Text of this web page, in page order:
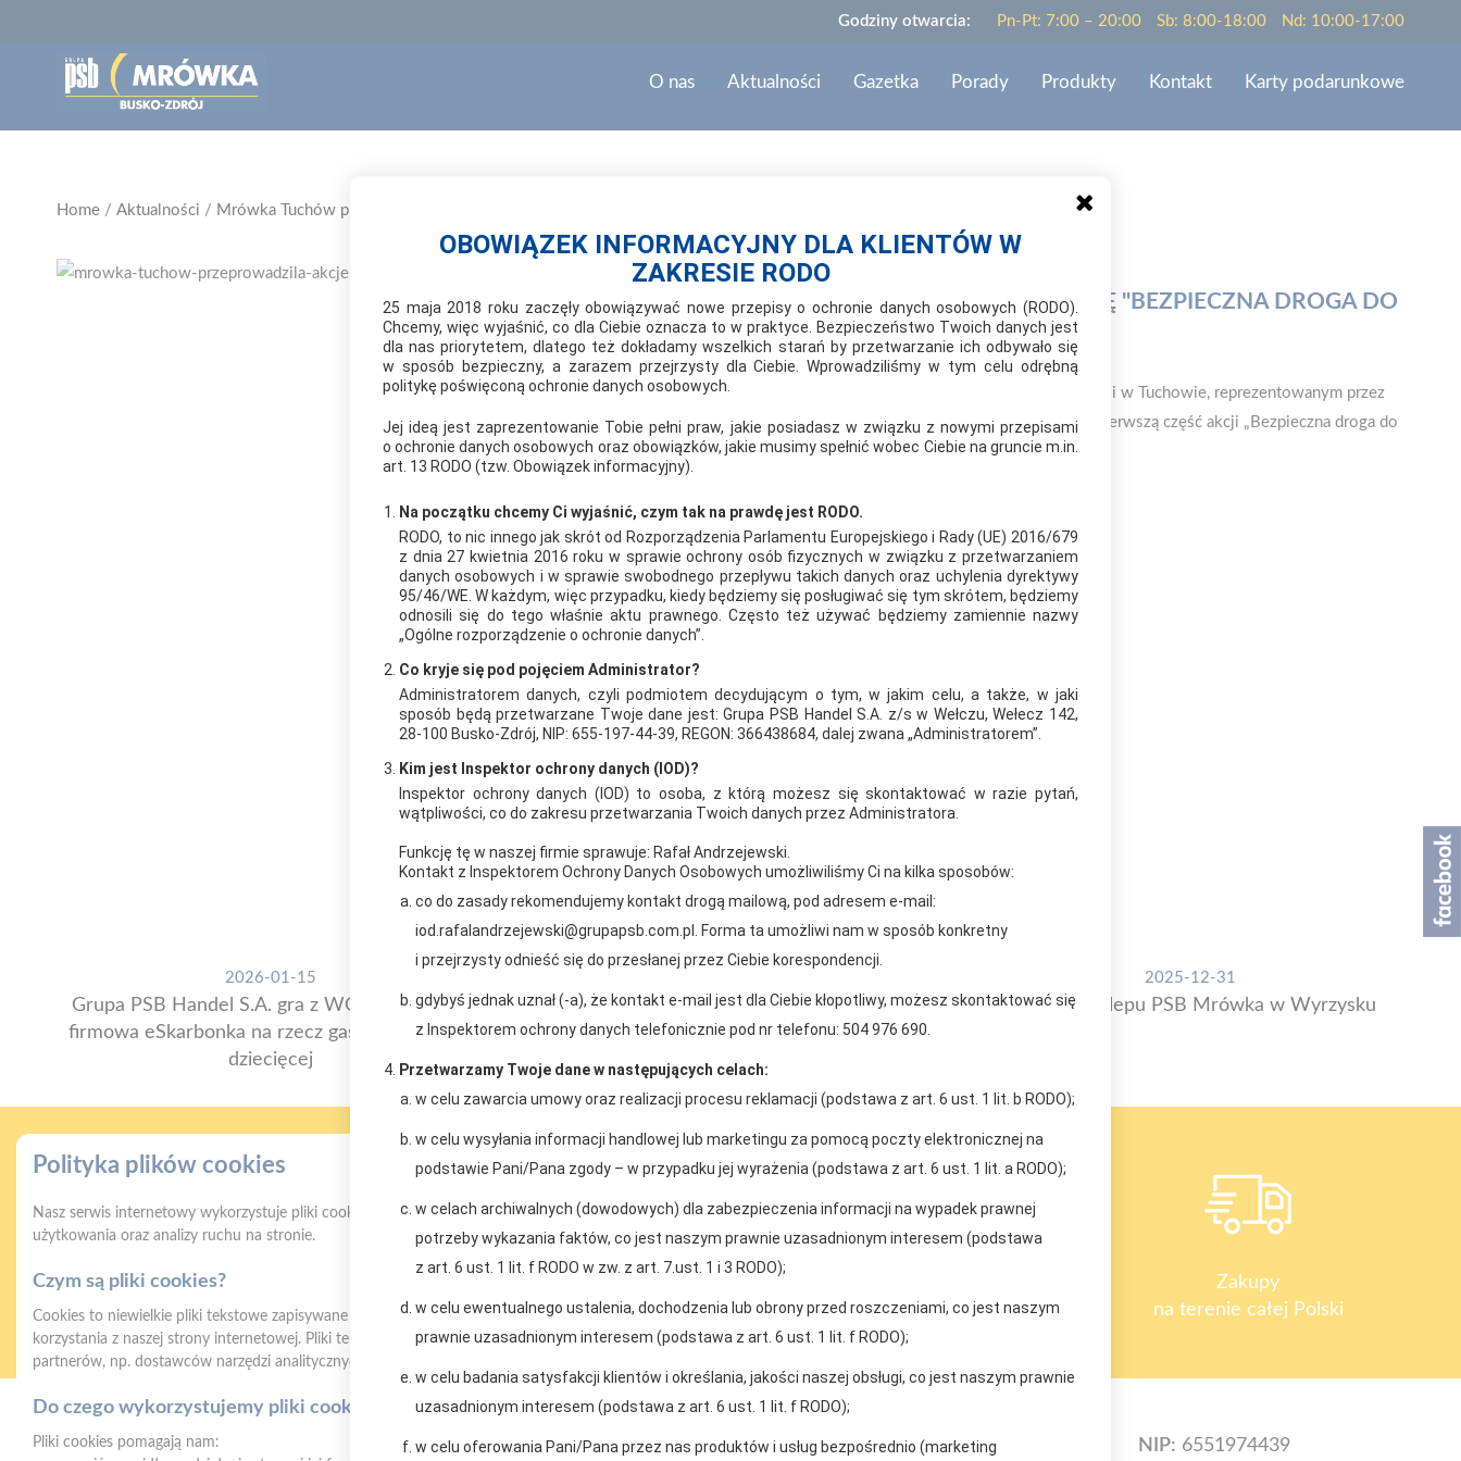
Godziny otwarcia: Pn-Pt: 7:00 – 20:00 Sb: 8:00-18:00 Nd: 10:00-17:00
O nas Aktualności Gazetka Porady Produkty Kontakt Karty podarunkowe
Home / Aktualności / Mrówka Tuchów przeprowadziła akcję "Bezpieczna droga do szkoły"
2025-11-18
MRÓWKA TUCHÓW PRZEPROWADZIŁA AKCJĘ "BEZPIECZNA DROGA DO
SZKOŁY"
7 listopada 2025 r. PSB Mrówka we współpracy z Komisariatem Policji w Tuchowie, reprezentowanym przez
dzielnicowego, przeprowadziła w Szkole Podstawowej w Tuchowie pierwszą część akcji „Bezpieczna droga do
szkoły” dla uczniów klas I–III.
AKTUALNOŚCI
2026-01-15
Grupa PSB Handel S.A. gra z WOŚP. Powstała
firmowa eSkarbonka na rzecz gastroenterologii
dziecięcej
Zacisze S.A. dołącza do Grupy PSB. Sieć kończy
rok strategicznym otwarciem po rebrandingu
2025-12-31
Otwarcie sklepu PSB Mrówka w Wyrzysku
Gwarancja jakości
naszych produktów
ratalnym
telefoniczne
Zakupy
na terenie całej Polski
PSB Mrówka Busko Zdrój Telefon:+48 41 370 89 40 NIP: 6551974439
OBOWIĄZEK INFORMACYJNY DLA KLIENTÓW W
ZAKRESIE RODO
25 maja 2018 roku zaczęły obowiązywać nowe przepisy o ochronie danych osobowych (RODO).
Chcemy, więc wyjaśnić, co dla Ciebie oznacza to w praktyce. Bezpieczeństwo Twoich danych jest
dla nas priorytetem, dlatego też dokładamy wszelkich starań by przetwarzanie ich odbywało się
w sposób bezpieczny, a zarazem przejrzysty dla Ciebie. Wprowadziliśmy w tym celu odrębną
politykę poświęconą ochronie danych osobowych.
Jej ideą jest zaprezentowanie Tobie pełni praw, jakie posiadasz w związku z nowymi przepisami
o ochronie danych osobowych oraz obowiązków, jakie musimy spełnić wobec Ciebie na gruncie m.in.
art. 13 RODO (tzw. Obowiązek informacyjny).
Na początku chcemy Ci wyjaśnić, czym tak na prawdę jest RODO.
RODO, to nic innego jak skrót od Rozporządzenia Parlamentu Europejskiego i Rady (UE) 2016/679
z dnia 27 kwietnia 2016 roku w sprawie ochrony osób fizycznych w związku z przetwarzaniem
danych osobowych i w sprawie swobodnego przepływu takich danych oraz uchylenia dyrektywy
95/46/WE. W każdym, więc przypadku, kiedy będziemy się posługiwać się tym skrótem, będziemy
odnosili się do tego właśnie aktu prawnego. Często też używać będziemy zamiennie nazwy
„Ogólne rozporządzenie o ochronie danych”.
Co kryje się pod pojęciem Administrator?
Administratorem danych, czyli podmiotem decydującym o tym, w jakim celu, a także, w jaki
sposób będą przetwarzane Twoje dane jest: Grupa PSB Handel S.A. z/s w Wełczu, Wełecz 142,
28-100 Busko-Zdrój, NIP: 655-197-44-39, REGON: 366438684, dalej zwana „Administratorem”.
Kim jest Inspektor ochrony danych (IOD)?
Inspektor ochrony danych (IOD) to osoba, z którą możesz się skontaktować w razie pytań,
wątpliwości, co do zakresu przetwarzania Twoich danych przez Administratora.
Funkcję tę w naszej firmie sprawuje: Rafał Andrzejewski.
Kontakt z Inspektorem Ochrony Danych Osobowych umożliwiliśmy Ci na kilka sposobów:
co do zasady rekomendujemy kontakt drogą mailową, pod adresem e-mail:
iod.rafalandrzejewski@grupapsb.com.pl. Forma ta umożliwi nam w sposób konkretny
i przejrzysty odnieść się do przesłanej przez Ciebie korespondencji.
gdybyś jednak uznał (-a), że kontakt e-mail jest dla Ciebie kłopotliwy, możesz skontaktować się
z Inspektorem ochrony danych telefonicznie pod nr telefonu: 504 976 690.
Przetwarzamy Twoje dane w następujących celach:
w celu zawarcia umowy oraz realizacji procesu reklamacji (podstawa z art. 6 ust. 1 lit. b RODO);
w celu wysyłania informacji handlowej lub marketingu za pomocą poczty elektronicznej na
podstawie Pani/Pana zgody – w przypadku jej wyrażenia (podstawa z art. 6 ust. 1 lit. a RODO);
w celach archiwalnych (dowodowych) dla zabezpieczenia informacji na wypadek prawnej
potrzeby wykazania faktów, co jest naszym prawnie uzasadnionym interesem (podstawa
z art. 6 ust. 1 lit. f RODO w zw. z art. 7.ust. 1 i 3 RODO);
w celu ewentualnego ustalenia, dochodzenia lub obrony przed roszczeniami, co jest naszym
prawnie uzasadnionym interesem (podstawa z art. 6 ust. 1 lit. f RODO);
w celu badania satysfakcji klientów i określania, jakości naszej obsługi, co jest naszym prawnie
uzasadnionym interesem (podstawa z art. 6 ust. 1 lit. f RODO);
w celu oferowania Pani/Pana przez nas produktów i usług bezpośrednio (marketing
Polityka plików cookies
Nasz serwis internetowy wykorzystuje pliki cookies w celu zapewnienia prawidłowego działania strony, poprawy komfortu
użytkowania oraz analizy ruchu na stronie.
Czym są pliki cookies?
Cookies to niewielkie pliki tekstowe zapisywane na urządzeniu użytkownika (komputerze, tablecie, smartfonie) podczas
korzystania z naszej strony internetowej. Pliki te mogą być odczytywane przez nasz system oraz systemy zaufanych
partnerów, np. dostawców narzędzi analitycznych.
Do czego wykorzystujemy pliki cookies?
Pliki cookies pomagają nam: